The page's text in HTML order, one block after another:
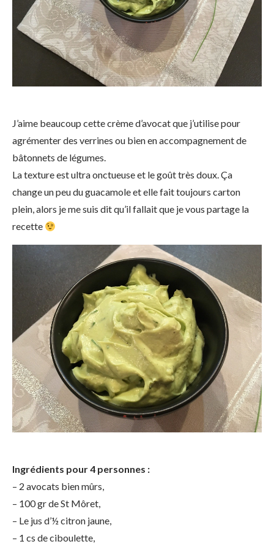
J’aime beaucoup cette crème d’avocat que j’utilise pour
agrémenter des verrines ou bien en accompagnement de
bâtonnets de légumes.
La texture est ultra onctueuse et le goût très doux. Ça
change un peu du guacamole et elle fait toujours carton
plein, alors je me suis dit qu’il fallait que je vous partage la
recette
Ingrédients pour 4 personnes :
– 2 avocats bien mûrs,
– 100 gr de St Môret,
– Le jus d’½ citron jaune,
– 1 cs de ciboulette,